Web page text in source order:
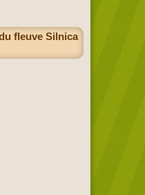
fleuve Silnica